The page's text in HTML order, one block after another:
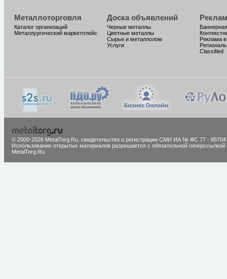
Металлоторговля
Каталог организаций
Металлургический маркетплейс
Доска объявлений
Черные металлы
Цветные металлы
Сырье и металлолом
Услуги
Реклама
Classified
© 2000-2026 MetalTorg.Ru, cвидетельство о регистрации СМИ ИА № ФС 77 - 85704
Использование открытых материалов разрешается с обязательной гиперссылкой
MetalTorg.Ru